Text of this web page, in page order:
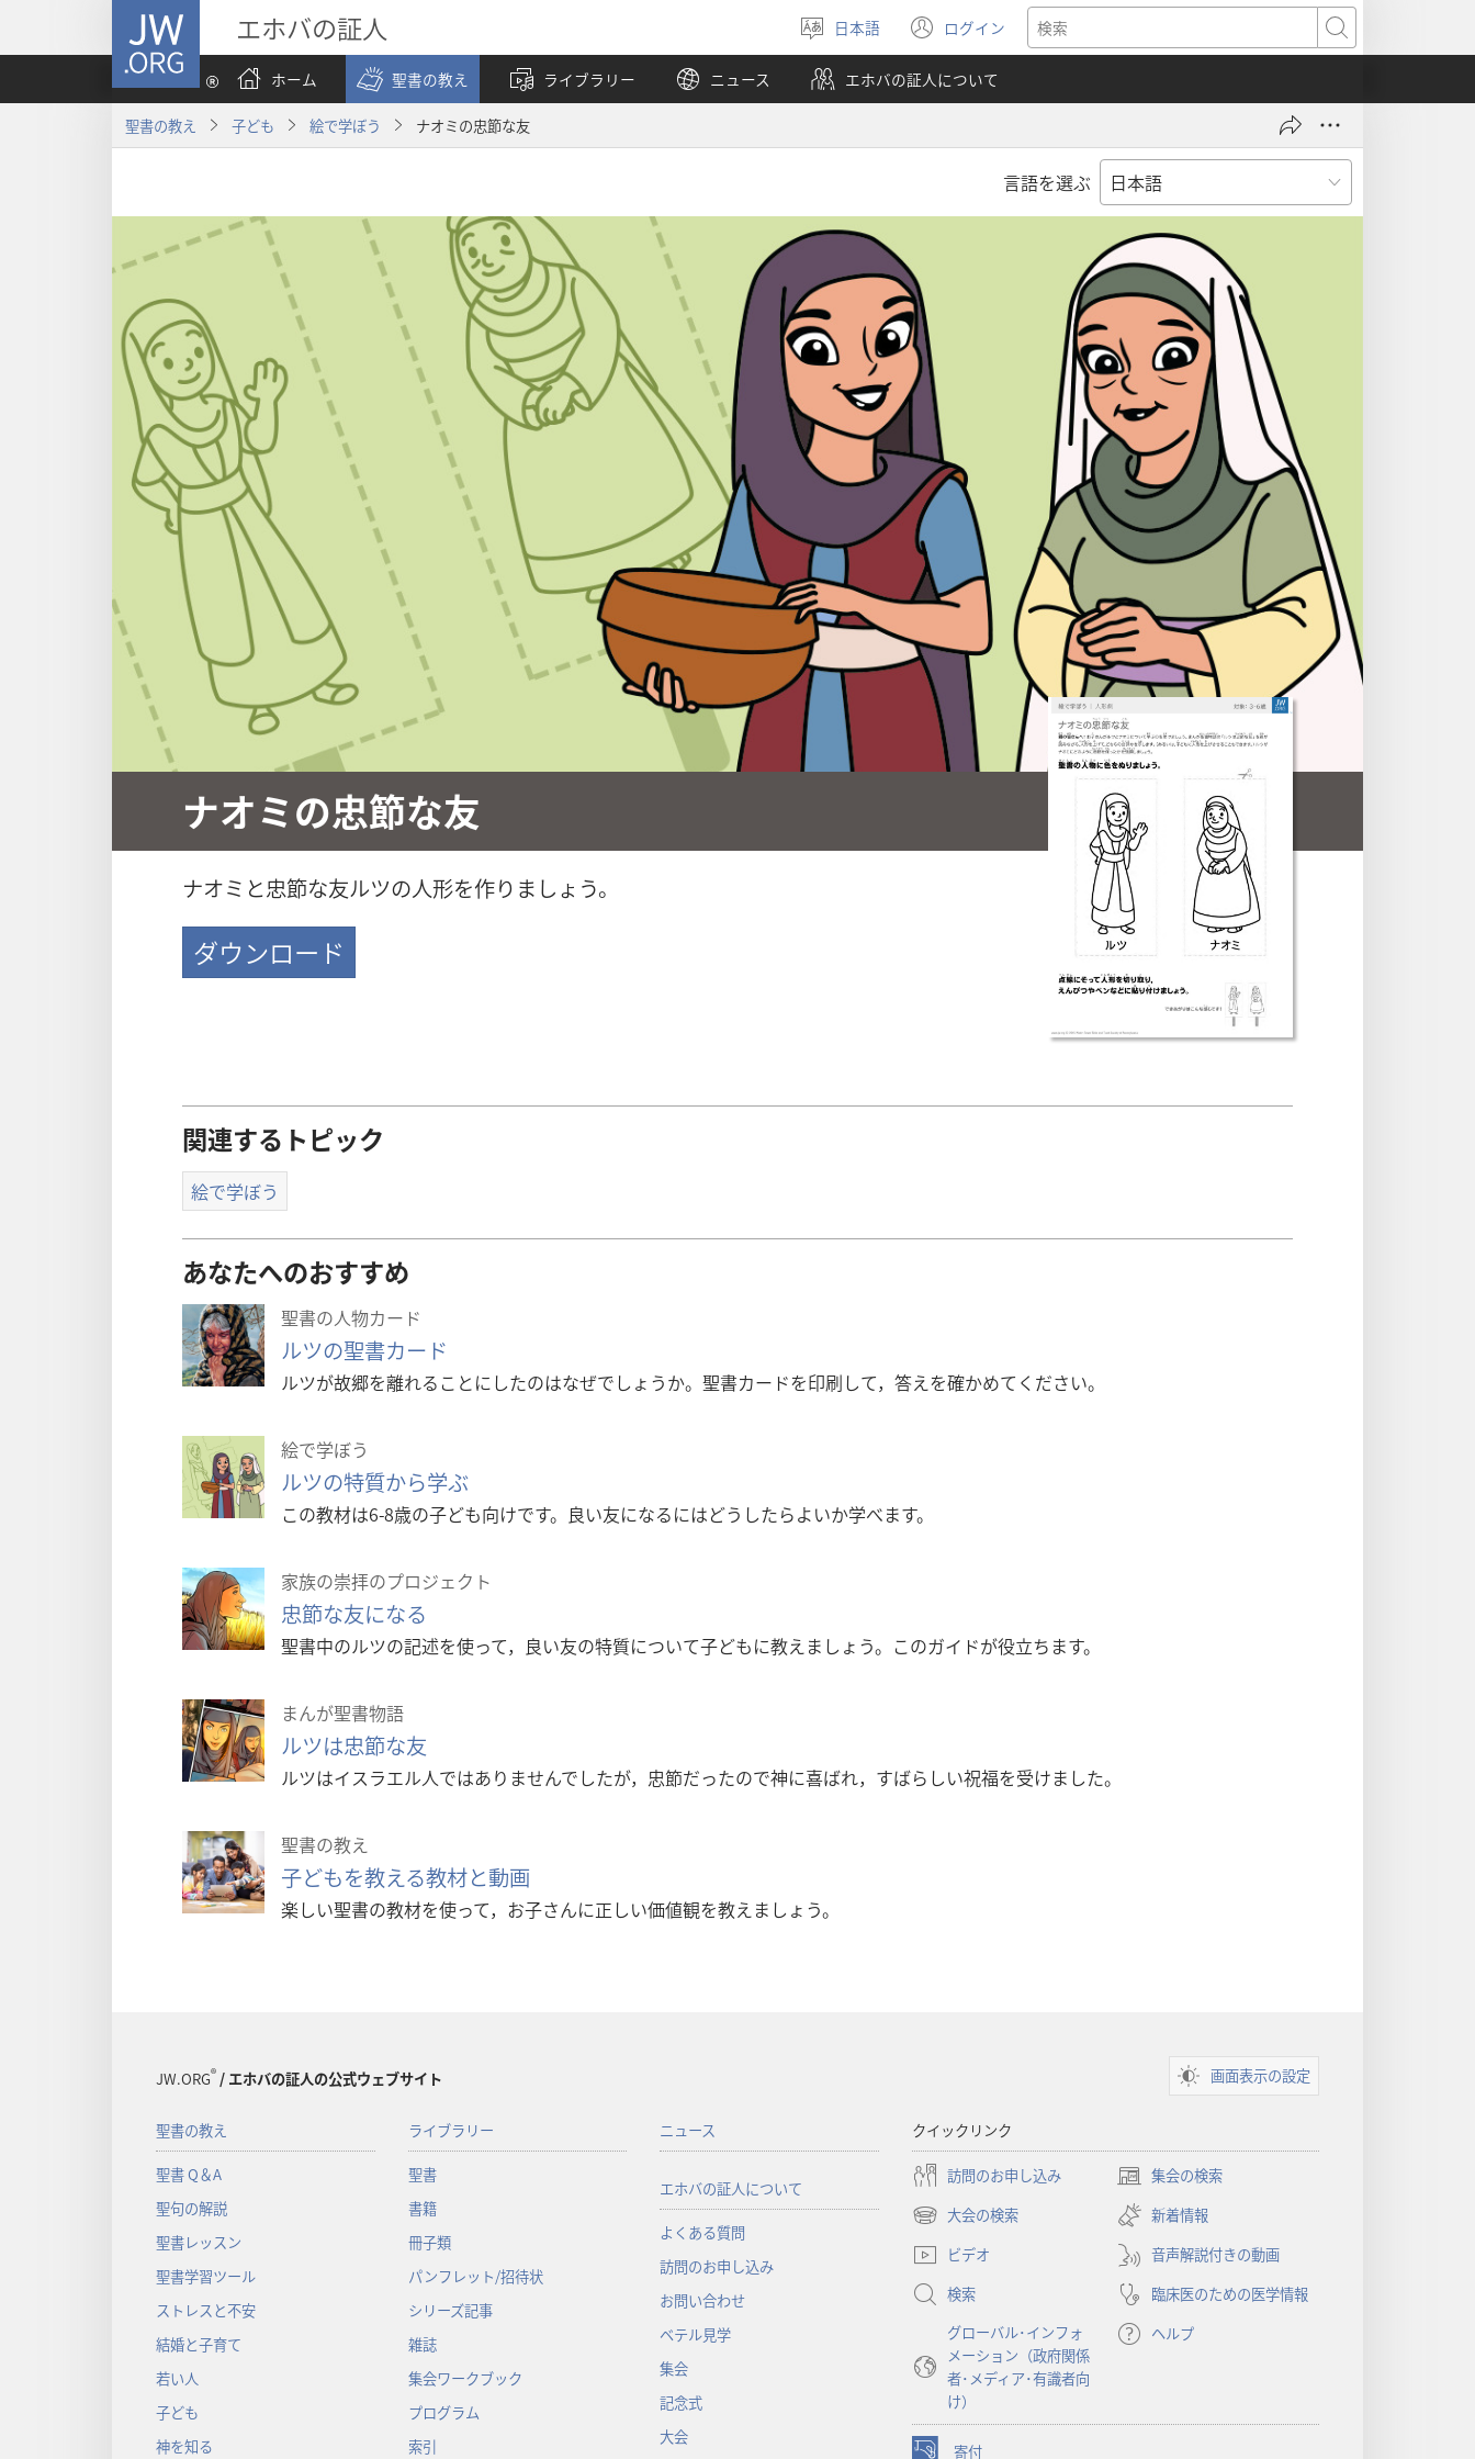
JW.ORG エホバの証人
言
語
を
選
日本語 ログイン
（新
し
い
タ
で
検
索
ホーム
聖書の教え ライブラリー ニュース エホバの証人について
聖書の教え 子ども 絵で学ぼう ナオミの忠節な友
言語を選ぶ
ナオミの忠節な友
ナオミと忠節な友ルツの人形を作りましょう。
ダウンロード
関連するトピック
絵で学ぼう
あなたへのおすすめ
聖書の人物カード
ルツの聖書カード
ルツが故郷を離れることにしたのはなぜでしょうか。聖書カードを印刷して，答えを確かめてください。
絵で学ぼう
ルツの特質から学ぶ
この教材は6-8歳の子ども向けです。良い友になるにはどうしたらよいか学べます。
家族の崇拝のプロジェクト
忠節な友になる
聖書中のルツの記述を使って，良い友の特質について子どもに教えましょう。このガイドが役立ちます。
まんが聖書物語
ルツは忠節な友
ルツはイスラエル人ではありませんでしたが，忠節だったので神に喜ばれ，すばらしい祝福を受けました。
聖書の教え
子どもを教える教材と動画
楽しい聖書の教材を使って，お子さんに正しい価値観を教えましょう。
JW.ORG®/ エホバの証人の公式ウェブサイト 画面表示の設定
聖書の教え
聖書 Q＆A
聖句の解説
聖書レッスン
聖書学習ツール
ストレスと不安
結婚と子育て
若い人
子ども
神を知る
ライブラリー
聖書
書籍
冊子類
パンフレット/招待状
シリーズ記事
雑誌
集会ワークブック
プログラム
索引
ニュース
エホバの証人について
よくある質問
訪問のお申し込み
お問い合わせ
ベテル見学
集会
記念式
大会
クイックリンク
訪問のお申し込み 集会の検索
（新
し
い
タ
ブ
で
開
く）
大会の検索
（新
し
タ
開
新着情報
ビデオ
音声解説付きの動画
検索
臨床医のための医学情報
グローバル･インフォ
メーション（政府関係
者･メディア･有識者向
け）
ヘルプ
寄付